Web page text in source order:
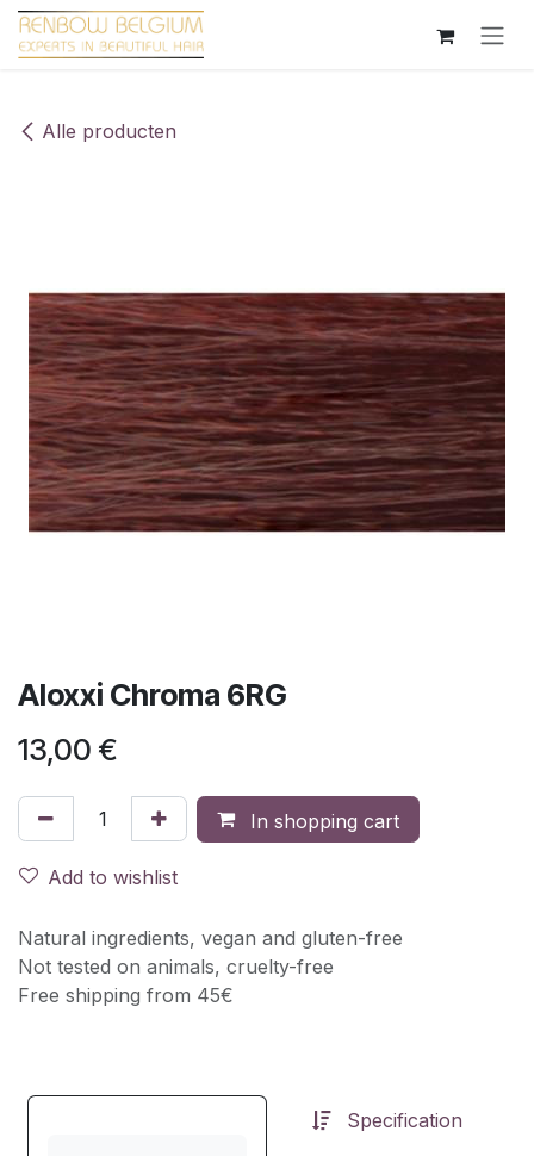
Overslaan naar inhoud
Alle producten
Aloxxi Chroma 6RG
13,00 €
In shopping cart
Add to wishlist
Natural ingredients, vegan and gluten-free
Not tested on animals, cruelty-free
Free shipping from 45€
Specification